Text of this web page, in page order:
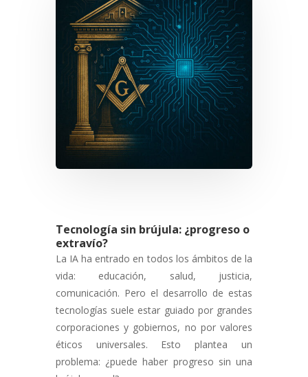
Tecnología sin brújula: ¿progreso o
extravío?
La IA ha entrado en todos los ámbitos de la
vida: educación, salud, justicia,
comunicación. Pero el desarrollo de estas
tecnologías suele estar guiado por grandes
corporaciones y gobiernos, no por valores
éticos universales. Esto plantea un
problema: ¿puede haber progreso sin una